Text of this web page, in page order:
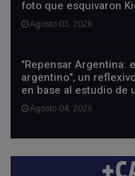
foto que esquivaron
Agosto 03, 2026
"Repensar Argentina:
argentino", un
en base al estudio de
Agosto 04, 2026